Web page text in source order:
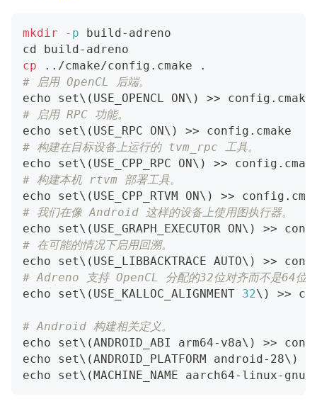
mkdir -p build-adreno
cd build-adreno
cp
.. /cmake/config.cmake
.
# 启用 OpenCL 后端。
echo set\ ( USE_OPENCL ON\ ) >> config.cmake
# 启用 RPC 功能。
echo set\ ( USE_RPC ON\ ) >> config.cmake
# 构建在目标设备上运行的 tvm_rpc 工具。
echo set\ ( USE_CPP_RPC ON\ ) >>
# 构建本机 rtvm 部署工具。
echo set\ ( USE_CPP_RTVM ON\ ) >>
# 我们在像 Android 这样的设备上使用图执行器。
echo set\ ( USE_GRAPH_EXECUTOR ON\ ) >>
# 在可能的情况下启用回溯。
echo set\ ( USE_LIBBACKTRACE AUTO\ ) >>
# Adreno 支持 OpenCL 分配的32位对齐而不是64位
echo set\ ( USE_KALLOC_ALIGNMENT 32\ ) >>
# Android 构建相关定义。
echo set\ (ANDROID_ABI arm64-v8a\ ) >>
echo set\ (ANDROID_PLATFORM android-28\ )
echo set\ (MACHINE_NAME aarch64-linux-gnu